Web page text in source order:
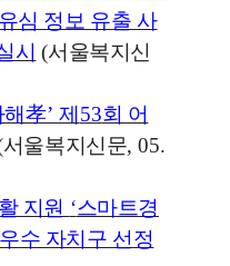
심 정보 유출 사
시 (서울복지신
孝’ 제 53회 어
서울복지신문, 05.
지원 ‘스마트경
수 자치구 선정